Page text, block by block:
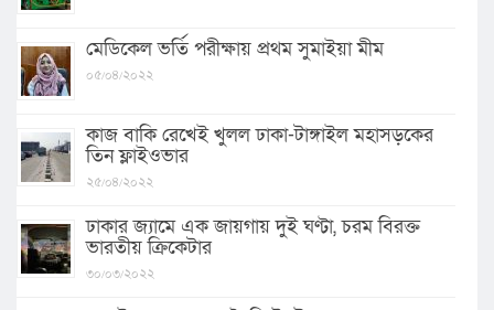
মেডিকেল ভর্তি পরীক্ষায় প্রথম সুমাইয়া মীম
০৫/০৪/২০২২
কাজ বাকি রেখেই খুলল ঢাকা-টাঙ্গাইল মহাসড়কের
তিন ফ্লাইওভার
২৫/০৪/২০২২
ঢাকার জ্যামে এক জায়গায় দুই ঘণ্টা, চরম বিরক্ত
ভারতীয় ক্রিকেটার
৩০/০৩/২০২২